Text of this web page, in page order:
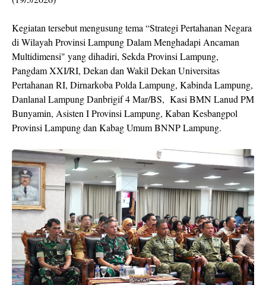
Kegiatan tersebut mengusung tema “Strategi Pertahanan Negara
di Wilayah Provinsi Lampung Dalam Menghadapi Ancaman
Multidimensi" yang dihadiri, Sekda Provinsi Lampung,
Pangdam XXI/RI, Dekan dan Wakil Dekan Universitas
Pertahanan RI, Dirnarkoba Polda Lampung, Kabinda Lampung,
Danlanal Lampung Danbrigif 4 Mar/BS, Kasi BMN Lanud PM
Bunyamin, Asisten I Provinsi Lampung, Kaban Kesbangpol
Provinsi Lampung dan Kabag Umum BNNP Lampung.